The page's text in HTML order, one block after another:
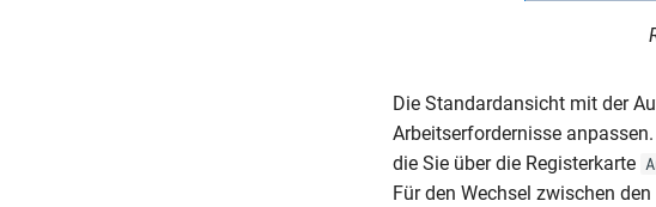
Die Standardansicht mit der
Arbeitserfordernisse
die Sie über die Registerkarte
Für den Wechsel zwischen